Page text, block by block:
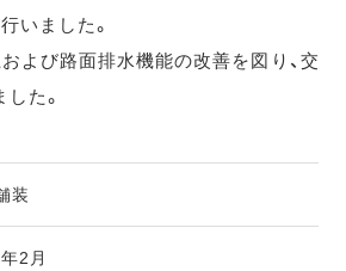
いました。
よび路面排水機能の改善を図り、交
た。
装
2月